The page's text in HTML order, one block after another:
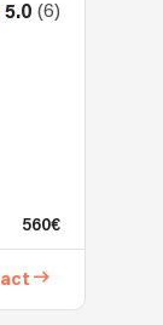
5.0 (6)
560€